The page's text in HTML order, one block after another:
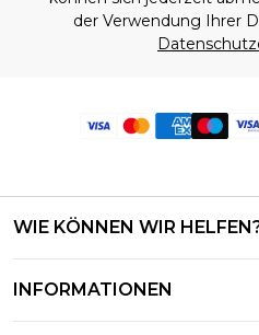
der Verwendung Ihrer
WIE KÖNNEN WIR
INFORMATIONEN